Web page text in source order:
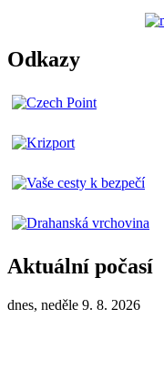
Odkazy
Aktuální počasí
dnes, neděle 9. 8. 2026